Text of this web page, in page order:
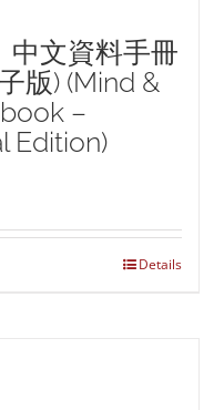
中文資料手冊
版) (Mind &
–
Edition)
Details